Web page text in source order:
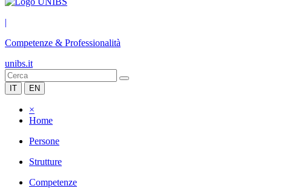
|
Competenze & Professionalità
unibs.it
IT EN
×
Home
Persone
Strutture
Competenze